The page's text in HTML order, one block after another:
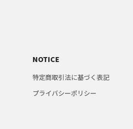
NOTICE
特定商取引法に基づく表記
プライバシーポリシー